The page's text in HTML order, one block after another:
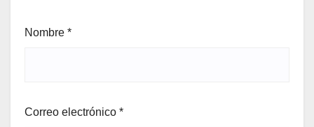
Nombre *
Correo electrónico *